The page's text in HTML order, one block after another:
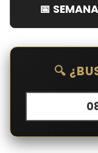
📅
🔍